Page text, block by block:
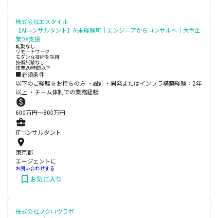
株式会社エスタイル
【AIコンサルタント】AI未経験可｜エンジニアからコンサルへ｜大手企
業DX支援
転勤なし
リモートワーク
モダンな技術を採用
技術試験なし
残業20時間以下
■必須条件
以下のご経験をお持ちの方 ・設計・開発またはインフラ構築経験：2年
以上 ・チーム体制での業務経験
600万円〜800万円
ITコンサルタント
東京都
エージェントに
お問い合わせする
お気に入り
株式会社フクロウラボ